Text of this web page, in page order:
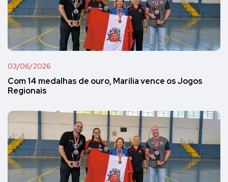
03/06/2026
Com 14 medalhas de ouro, Marília vence os Jogos
Regionais